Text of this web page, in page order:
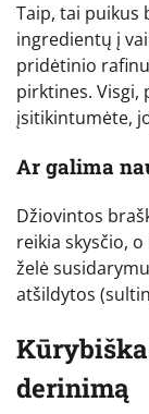
Taip, tai puikus
ingredientų į
pridėtinio
pirktines. Visgi,
įsitikintumėte,
Ar galima
Džiovintos
reikia skysčio,
želė
atšildytos
derinimą